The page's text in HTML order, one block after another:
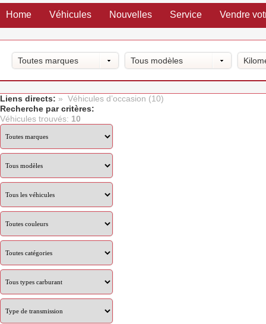
Home Véhicules Nouvelles Service Vendre
Toutes marques Tous modèles
Liens directs: » Véhicules d’occasion (10)
Recherche par critères:
Véhicules trouvés: 10